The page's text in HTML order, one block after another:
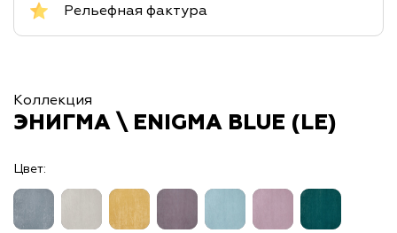
Рельефная фактура
Коллекция
ЭНИГМА \ ENIGMA BLUE (LE)
Цвет: